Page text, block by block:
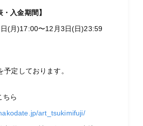
・入金期間】
(月)17:00〜12月3日(日)23:59
予定しております。
ちら
art_tsukimifuji/